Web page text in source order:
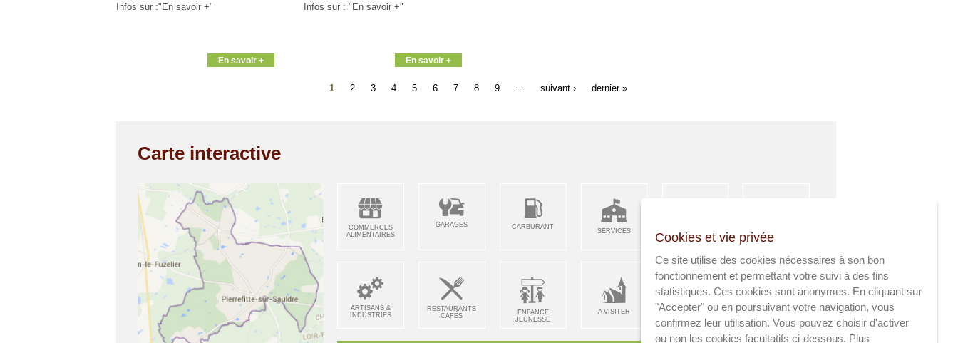
Infos sur :"En savoir +"
En savoir +
Infos sur : "En savoir +"
En savoir +
1 2 3 4 5 6 7 8 9 suivant › dernier »
Carte interactive
COMMERCES
ALIMENTAIRES
GARAGES CARBURANT
SERVICES HÉBERGEMENT
ACTIVITÉS
SPORTIVES
ARTISANS &
INDUSTRIES
RESTAURANTS
CAFÉS
ENFANCE
JEUNESSE
A VISITER SANTÉ AGRICULTEURS
Cookies et vie privée
Ce site utilise des cookies nécessaires à son bon
fonctionnement et permettant votre suivi à des fins
statistiques. Ces cookies sont anonymes. En cliquant sur
"Accepter" ou en poursuivant votre navigation, vous
confirmez leur utilisation. Vous pouvez choisir d'activer
ou non les cookies facultatifs ci-dessous. Plus